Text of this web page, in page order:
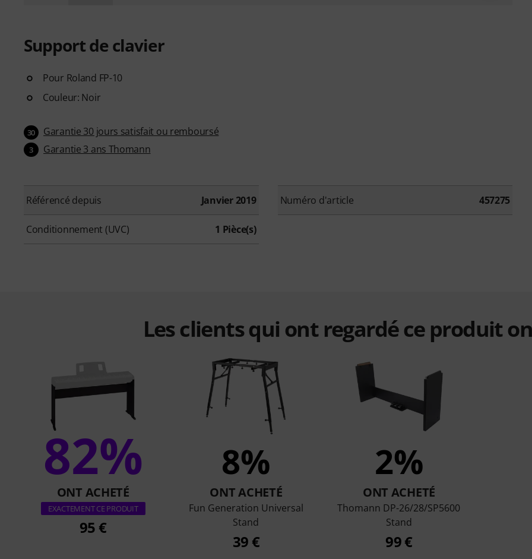
Support de clavier
Pour Roland FP-10
Couleur: Noir
30 Garantie 30 jours satisfait ou remboursé
3 Garantie 3 ans Thomann
Référencé depuis Janvier 2019 Numéro d'article 457275
Conditionnement (UVC) 1 Pièce(s)
Les clients qui ont regardé ce produit
82%
ONT ACHETÉ
EXACTEMENT CE PRODUIT
95 €
8%
ONT ACHETÉ
Fun Generation Universal
Stand
39 €
2%
ONT ACHETÉ
Thomann DP-26/28/SP5600
Stand
99 €